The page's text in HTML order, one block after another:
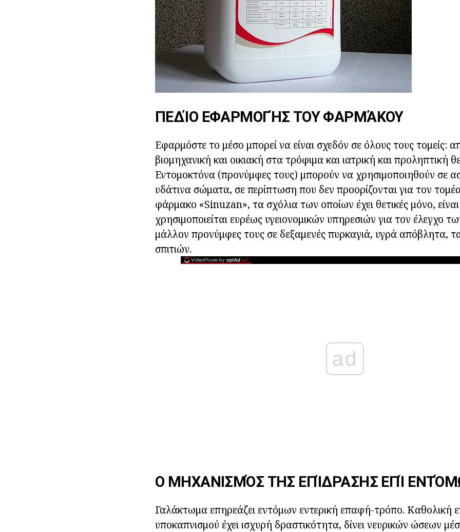
ΠΕΔΊΟ ΕΦΑΡΜΟΓΉΣ ΤΟΥ ΦΑΡΜΆΚΟΥ
Εφαρμόστε το μέσο μπορεί να είναι σχεδόν σε όλους τους τομείς:
βιομηχανική και οικιακή στα τρόφιμα και ιατρική και προληπτική
Εντομοκτόνα (προνύμφες τους) μπορούν να χρησιμοποιηθούν σε
υδάτινα σώματα, σε περίπτωση που δεν προορίζονται για τον
φάρμακο «Sinuzan», τα σχόλια των οποίων έχει θετικές μόνο,
χρησιμοποιείται ευρέως υγειονομικών υπηρεσιών για τον έλεγχο
μάλλον προνύμφες τους σε δεξαμενές πυρκαγιά, υγρά απόβλητα,
σπιτιών.
ad
Ο ΜΗΧΑΝΙΣΜΌΣ ΤΗΣ ΕΠΊΔΡΑΣΗΣ ΕΠΊ
Γαλάκτωμα επηρεάζει εντόμων εντερική επαφή-τρόπο. Καθολική
υποκαπνισμού έχει ισχυρή δραστικότητα, δίνει νευρικών ώσεων